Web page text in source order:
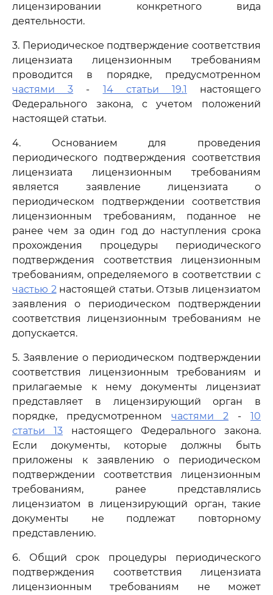
лицензировании конкретного вида
деятельности.
3. Периодическое подтверждение соответствия
лицензиата лицензионным требованиям
проводится в порядке, предусмотренном
частями 3 - 14 статьи 19.1 настоящего
Федерального закона, с учетом положений
настоящей статьи.
4. Основанием для проведения
периодического подтверждения соответствия
лицензиата лицензионным требованиям
является заявление лицензиата о
периодическом подтверждении соответствия
лицензионным требованиям, поданное не
ранее чем за один год до наступления срока
прохождения процедуры периодического
подтверждения соответствия лицензионным
требованиям, определяемого в соответствии с
частью 2настоящей статьи. Отзыв лицензиатом
заявления о периодическом подтверждении
соответствия лицензионным требованиям не
допускается.
5. Заявление о периодическом подтверждении
соответствия лицензионным требованиям и
прилагаемые к нему документы лицензиат
представляет в лицензирующий орган в
порядке, предусмотренном частями 2 - 10
статьи 13 настоящего Федерального закона.
Если документы, которые должны быть
приложены к заявлению о периодическом
подтверждении соответствия лицензионным
требованиям, ранее представлялись
лицензиатом в лицензирующий орган, такие
документы не подлежат повторному
представлению.
6. Общий срок процедуры периодического
подтверждения соответствия лицензиата
лицензионным требованиям не может